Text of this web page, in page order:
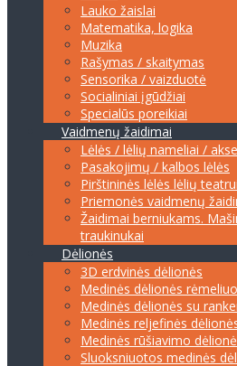
Lauko žaislai
Matematika, logika
Muzika
Rašymas / skaitymas
Sensorika / vaizduotė
Socialiniai įgūdžiai
Specialūs poreikiai
Vaidmenų žaidimai
Lėlės / lėlių nameliai /
Pasakojimų / kalbos lėlės
Pirštininės lėlės lėlių teatrui
Priemonės vaidmenų
Žaidimai berniukams.
traukinukai
Dėlionės
3D erdvinės dėlionės
Medinės dėlionės
Medinės dėlionės su
Medinės reljefinės
Medinės rūšiavimo
Sluoksniuotos medinės